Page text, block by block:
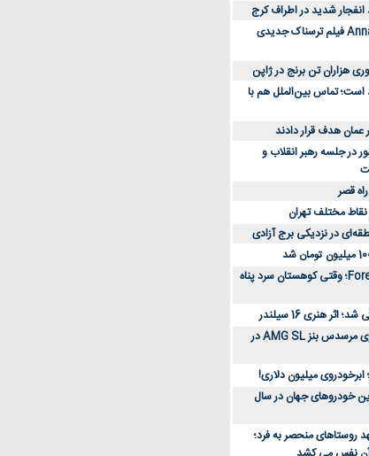
انفجار شدید در اطراف کرج
کارگردان Annabelle: Creation فیلم ترسناک جدیدی
هزاران تن برنج در ژاپن
اینترنت 1 درصد است؛ تماس بین‌الملل هم با
جلسه رهبر انقلاب و
قصر
نقاط مختلف تهران
در نزدیکی برج آزادی
نقد و بررسی فیلم Forest high؛ وقتی کوهستان سرد پناه
هنری 16 سیلندر
ببینید؛ مراحل ساخت خودروی مرسدس بنز AMG SL در
ابرخودروی میلیون دلاری!
خودروهای جهان در سال
روستاهای منحصر به فرد؛